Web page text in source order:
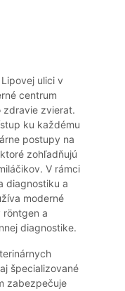
ulici v
centrum
zdravie zvierat.
ku každému
postupy na
zohľadňujú
V rámci
diagnostiku a
moderné
röntgen a
diagnostike.
špecializované
zabezpečuje